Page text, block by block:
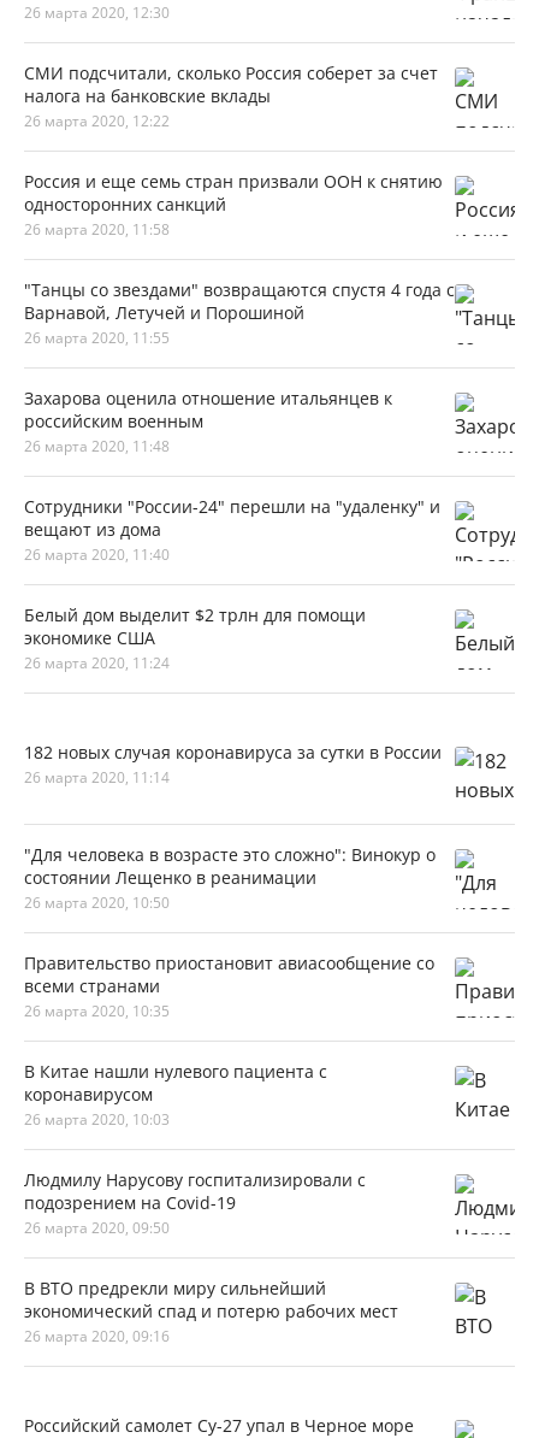
26 марта 2020, 12:30
СМИ подсчитали, сколько Россия соберет за счет
налога на банковские вклады
26 марта 2020, 12:22
Россия и еще семь стран призвали ООН к снятию
односторонних санкций
26 марта 2020, 11:58
"Танцы со звездами" возвращаются спустя 4 года с
Варнавой, Летучей и Порошиной
26 марта 2020, 11:55
Захарова оценила отношение итальянцев к
российским военным
26 марта 2020, 11:48
Сотрудники "России-24" перешли на "удаленку" и
вещают из дома
26 марта 2020, 11:40
Белый дом выделит $2 трлн для помощи
экономике США
26 марта 2020, 11:24
182 новых случая коронавируса за сутки в России
26 марта 2020, 11:14
"Для человека в возрасте это сложно": Винокур о
состоянии Лещенко в реанимации
26 марта 2020, 10:50
Правительство приостановит авиасообщение со
всеми странами
26 марта 2020, 10:35
В Китае нашли нулевого пациента с
коронавирусом
26 марта 2020, 10:03
Людмилу Нарусову госпитализировали с
подозрением на Covid-19
26 марта 2020, 09:50
В ВТО предрекли миру сильнейший
экономический спад и потерю рабочих мест
26 марта 2020, 09:16
Российский самолет Су-27 упал в Черное море